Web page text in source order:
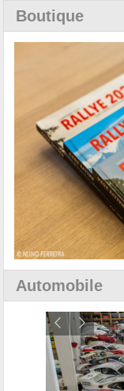
Boutique
Automobile